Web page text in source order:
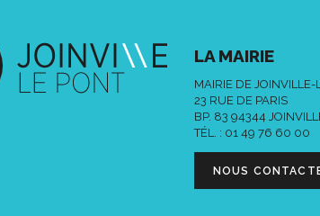
LA MAIRIE
MAIRIE DE JOINVILLE-
23 RUE DE PARIS
BP. 83 94344
TÉL. : 01 49 76 60 00
NOUS